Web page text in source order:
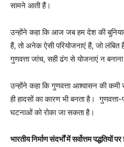
सामने आती हैं।
उन्होंने कहा कि आज जब हम देश की
हैं, तो अनेक ऐसी परियोजनाएं हैं, जो लंबित
गुणवत्ता जांच, सही ढंग से योजनाएं न
उन्होंने कहा कि गुणवत्ता आश्वासन की
ही हादसों का कारण भी बनता है।
घटनाओं को रोका जा सकता है।
भारतीय निर्माण संदर्भों में सर्वोत्तम